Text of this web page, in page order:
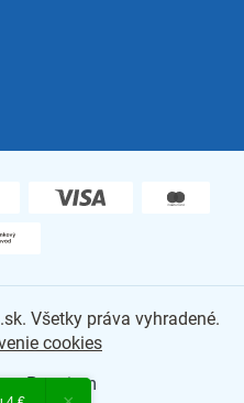
Premium
. Všetky práva vyhradené.
cookies